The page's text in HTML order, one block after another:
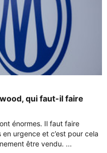
qui faut-il faire
énormes. Il faut faire
urgence et c’est pour cela
être vendu. ...